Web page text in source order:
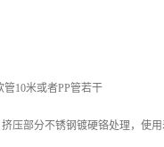
10米或者PP管若干
压部分不锈钢镀硬铬处理，使